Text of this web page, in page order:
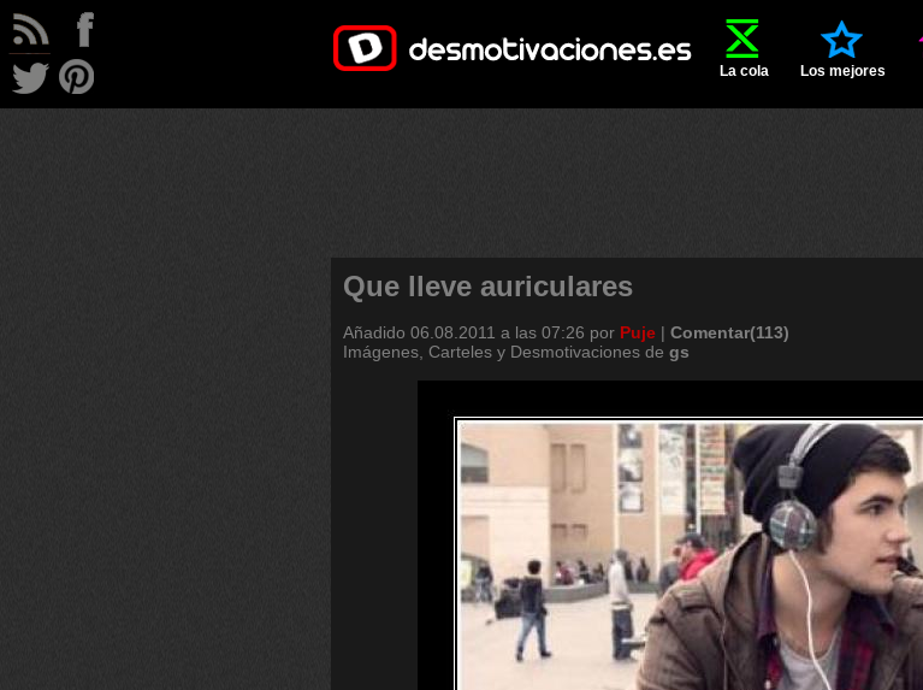
La cola Los mejores
Que lleve auriculares
Añadido 06.08.2011 a las 07:26 por Puje | Comentar(113)
Imágenes, Carteles y Desmotivaciones de gs